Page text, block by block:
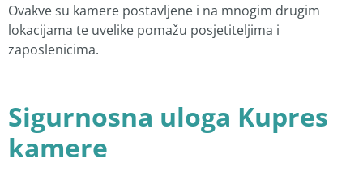
Ovakve su kamere postavljene i na mnogim drugim
lokacijama te uvelike pomažu posjetiteljima i
zaposlenicima.
Sigurnosna uloga Kupres
kamere